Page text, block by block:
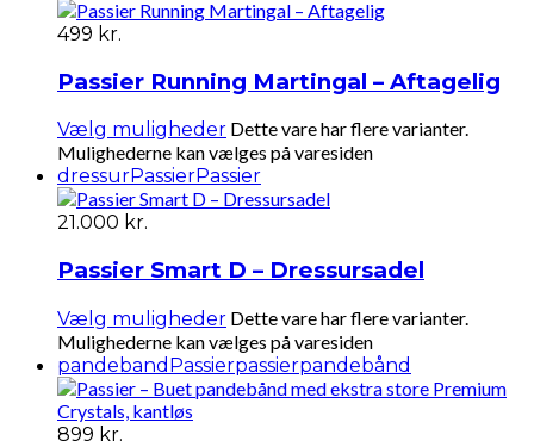
499 kr.
Passier Running Martingal – Aftagelig
Vælg muligheder Dette vare har flere varianter.
Mulighederne kan vælges på varesiden
dressurPassierPassier
21.000 kr.
Passier Smart D – Dressursadel
Vælg muligheder Dette vare har flere varianter.
Mulighederne kan vælges på varesiden
pandeband Passierpassierpandebånd
899 kr.